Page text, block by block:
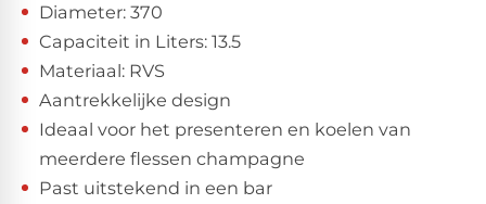
Diameter: 370
Capaciteit in Liters: 13.5
Materiaal: RVS
Aantrekkelijke design
Ideaal voor het presenteren en koelen van
meerdere flessen champagne
Past uitstekend in een bar